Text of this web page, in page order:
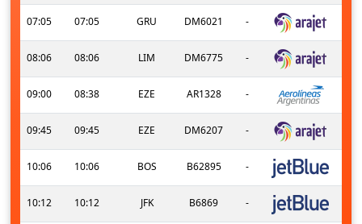
07:05 07:05 GRU DM6021 -
08:06 08:06 LIM DM6775 -
09:00 08:38 EZE AR1328 -
09:45 09:45 EZE DM6207 -
10:06 10:06 BOS B62895 -
10:12 10:12 JFK B6869 -